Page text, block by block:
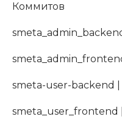
Коммитов
smeta-user-backend |
smeta_user_frontend